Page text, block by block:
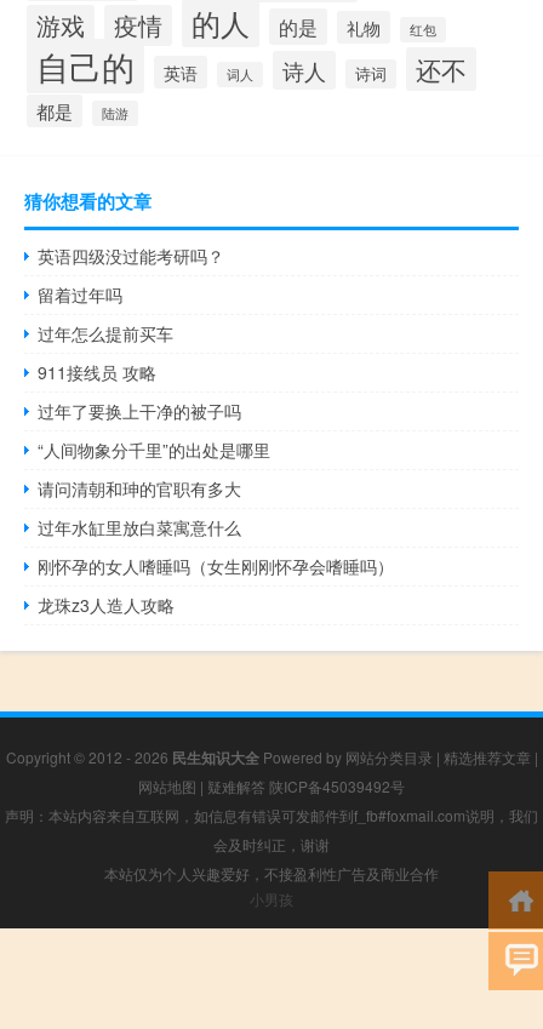
游戏 疫情 的人 的是 礼物 红包
自己的 英语 词人 诗人 诗词 还不
都是 陆游
猜你想看的文章
英语四级没过能考研吗？
留着过年吗
过年怎么提前买车
911接线员 攻略
过年了要换上干净的被子吗
“人间物象分千里”的出处是哪里
请问清朝和珅的官职有多大
过年水缸里放白菜寓意什么
刚怀孕的女人嗜睡吗（女生刚刚怀孕会嗜睡吗）
龙珠z3人造人攻略
Copyright © 2012 - 2026 民生知识大全Powered by 网站分类目录 | 精选推荐文章 |
网站地图 | 疑难解答 陕ICP备45039492号
声明：本站内容来自互联网，如信息有错误可发邮件到f_fb#foxmail.com说明，我们
会及时纠正，谢谢
本站仅为个人兴趣爱好，不接盈利性广告及商业合作
小男孩